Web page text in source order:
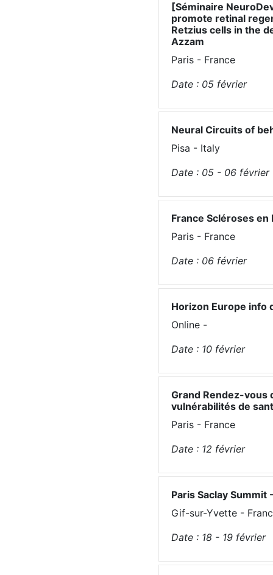
[Séminaire
promote retinal
Retzius cells in the
Azzam
Paris - France
Date : 05 février
Neural Circuits of
Pisa - Italy
Date : 05 - 06 février
France Scléroses en
Paris - France
Date : 06 février
Horizon Europe info
Online -
Date : 10 février
Grand Rendez-vous
vulnérabilités de
Paris - France
Date : 12 février
Paris Saclay Summit
Gif-sur-Yvette -
Date : 18 - 19 février